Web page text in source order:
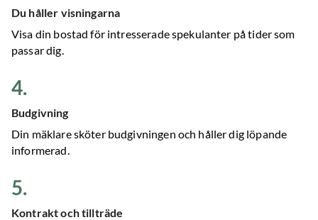
Du håller visningarna
Visa din bostad för intresserade spekulanter på tider som
passar dig.
4.
Budgivning
Din mäklare sköter budgivningen och håller dig löpande
informerad.
5.
Kontrakt och tillträde